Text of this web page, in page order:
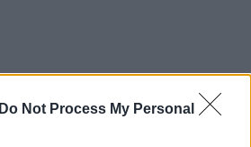
Do Not Process My Personal